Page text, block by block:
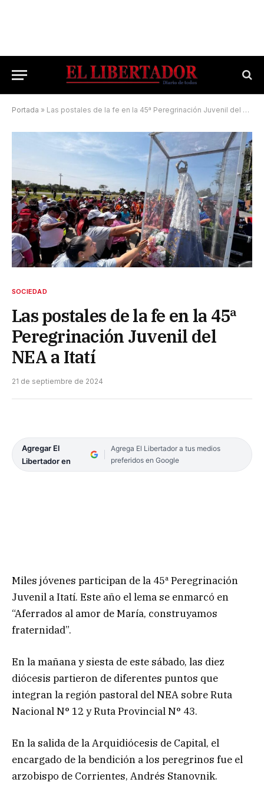
Portada » Las postales de la fe en la 45ª Peregrinación Juvenil del NEA a Itatí
SOCIEDAD
Las postales de la fe en la 45ª
Peregrinación Juvenil del
NEA a Itatí
21 de septiembre de 2024
Agregar El
Libertador en
Agrega El Libertador a tus medios
preferidos en Google
Miles jóvenes participan de la 45ª Peregrinación
Juvenil a Itatí. Este año el lema se enmarcó en
“Aferrados al amor de María, construyamos
fraternidad”.
En la mañana y siesta de este sábado, las diez
diócesis partieron de diferentes puntos que
integran la región pastoral del NEA sobre Ruta
Nacional N° 12 y Ruta Provincial N° 43.
En la salida de la Arquidiócesis de Capital, el
encargado de la bendición a los peregrinos fue el
arzobispo de Corrientes, Andrés Stanovnik.